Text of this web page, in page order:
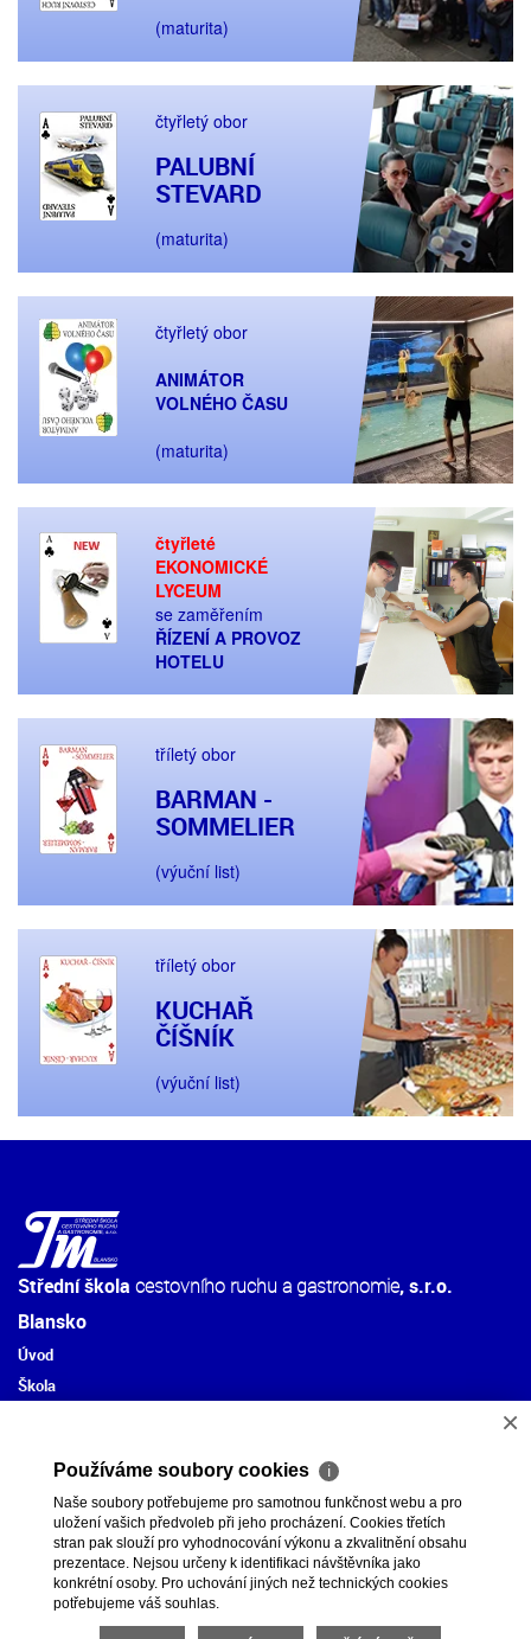
(maturita)
čtyřletý obor
PALUBNÍ
STEVARD
(maturita)
čtyřletý obor
ANIMÁTOR
VOLNÉHO ČASU
(maturita)
čtyřleté
EKONOMICKÉ
LYCEUM
se zaměřením
ŘÍZENÍ A PROVOZ
HOTELU
tříletý obor
BARMAN -
SOMMELIER
(výuční list)
tříletý obor
KUCHAŘ
ČÍŠNÍK
(výuční list)
Střední škola cestovního ruchu a gastronomie, s.r.o.
Blansko
Úvod
Škola
Studium
Přijímání žáků
Formuláře
Kontakty
tel.:+420 516 411 755, +420 602 780 035
×
Používáme soubory cookies ℹ
Naše soubory potřebujeme pro samotnou funkčnost webu a pro
uložení vašich předvoleb při jeho procházení. Cookies třetích
stran pak slouží pro vyhodnocování výkonu a zkvalitnění obsahu
prezentace. Nejsou určeny k identifikaci návštěvníka jako
konkrétní osoby. Pro uchování jiných než technických cookies
potřebujeme váš souhlas.